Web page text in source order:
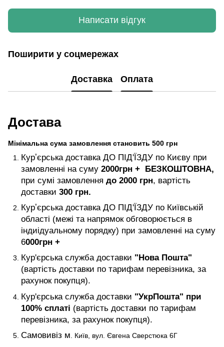
Написати відгук
Поширити у соцмережах
Доставка Оплата
Достава
Мінімальна сума замовлення становить 500 грн
Курʼєрська доставка ДО ПІД'ЇЗДУ по Києву при
замовленні на суму 2000грн + БЕЗКОШТОВНА,
при сумі замовлення до 2000 грн, вартість
доставки 300 грн.
Курʼєрська доставка ДО ПІД'ЇЗДУ по Київській
області (межі та напрямок обговорюється в
індиідуальному порядку) при замовленні на суму
6000грн +
Кур'єрська служба доставки "Нова Пошта"
(вартість доставки по тарифам перевізника, за
рахунок покупця).
Кур'єрська служба доставки "УкрПошта" при
100% сплаті (вартість доставки по тарифам
перевізника, за рахунок покупця).
Самовивіз м . Київ, вул. Євгена Сверстюка 6Г